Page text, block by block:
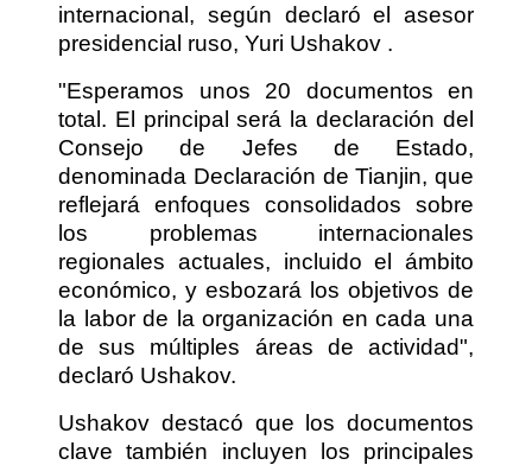
internacional, según declaró el asesor
presidencial ruso, Yuri Ushakov .
"Esperamos unos 20 documentos en
total. El principal será la declaración del
Consejo de Jefes de Estado,
denominada Declaración de Tianjin, que
reflejará enfoques consolidados sobre
los problemas internacionales
regionales actuales, incluido el ámbito
económico, y esbozará los objetivos de
la labor de la organización en cada una
de sus múltiples áreas de actividad",
declaró Ushakov.
Ushakov destacó que los documentos
clave también incluyen los principales